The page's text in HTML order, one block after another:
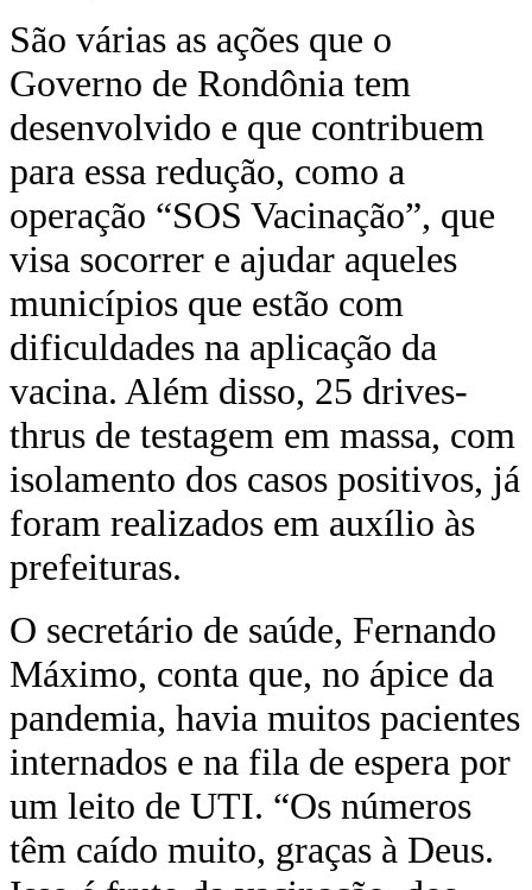
São várias as ações que o
Governo de Rondônia tem
desenvolvido e que contribuem
para essa redução, como a
operação “SOS Vacinação”, que
visa socorrer e ajudar aqueles
municípios que estão com
dificuldades na aplicação da
vacina. Além disso, 25 drives-
thrus de testagem em massa, com
isolamento dos casos positivos, já
foram realizados em auxílio às
prefeituras.
O secretário de saúde, Fernando
Máximo, conta que, no ápice da
pandemia, havia muitos pacientes
internados e na fila de espera por
um leito de UTI. “Os números
têm caído muito, graças à Deus.